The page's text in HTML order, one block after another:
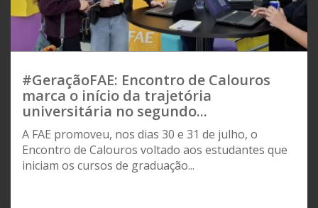
#GeraçãoFAE: Encontro de Calouros
marca o início da trajetória
universitária no segundo...
A FAE promoveu, nos dias 30 e 31 de julho, o
Encontro de Calouros voltado aos estudantes que
iniciam os cursos de graduação...